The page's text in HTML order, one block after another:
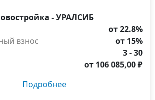
- УРАЛСИБ
от 22.8%
взнос
от 15%
3 - 30
от 106 085,00 ₽
Подробнее